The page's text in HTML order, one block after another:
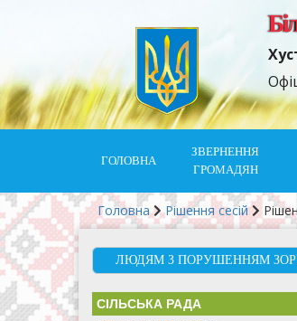
ГОЛОВНА
ЗВЕРНЕННЯ
ГРОМАДЯН
Головна Рішення сесій
ЛЮДЯМ З ПОРУШЕННЯМ
СІЛЬСЬКА РАДА